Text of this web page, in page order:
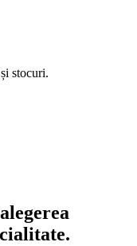
stocuri.